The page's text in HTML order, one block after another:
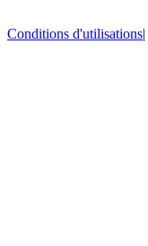
Conditions d'utilisations|